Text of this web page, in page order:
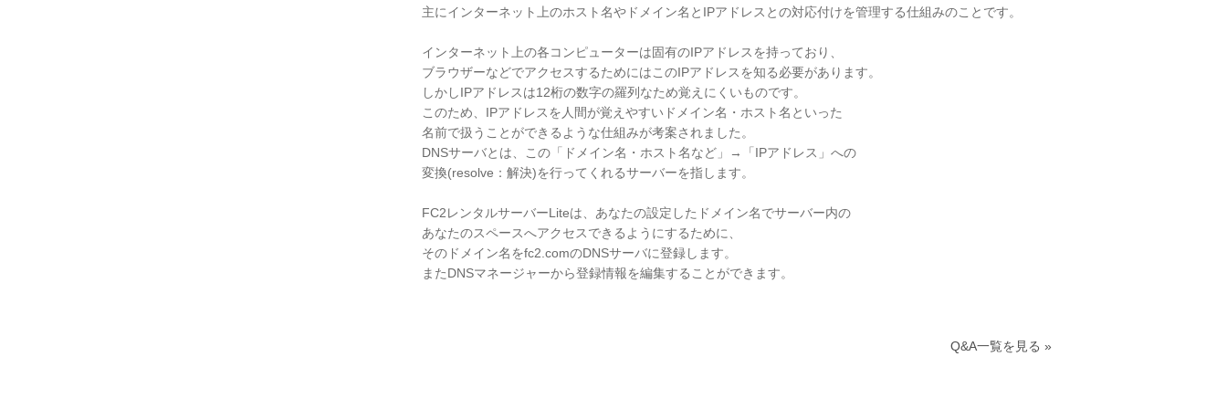
主にインターネット上のホスト名やドメイン名とIPアドレスとの対応付けを管理する仕組みのことです。
インターネット上の各コンピューターは固有のIPアドレスを持っており、
ブラウザーなどでアクセスするためにはこのIPアドレスを知る必要があります。
しかしIPアドレスは12桁の数字の羅列なため覚えにくいものです。
このため、IPアドレスを人間が覚えやすいドメイン名・ホスト名といった
名前で扱うことができるような仕組みが考案されました。
DNSサーバとは、この「ドメイン名・ホスト名など」→「IPアドレス」への
変換(resolve：解決)を行ってくれるサーバーを指します。
FC2レンタルサーバーLiteは、あなたの設定したドメイン名でサーバー内の
あなたのスペースへアクセスできるようにするために、
そのドメイン名をfc2.comのDNSサーバに登録します。
またDNSマネージャーから登録情報を編集することができます。
Q&A一覧を見る »